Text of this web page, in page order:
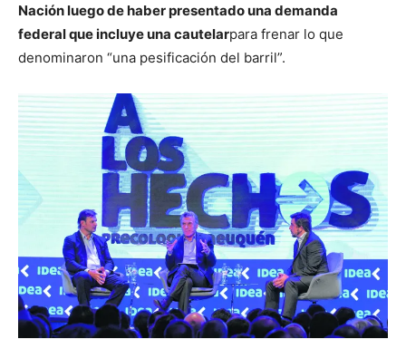
Nación luego de haber presentado una demanda
federal que incluye una cautelarpara frenar lo que
denominaron “una pesificación del barril”.